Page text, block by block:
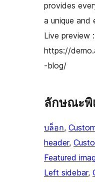
provides
a unique and
Live preview :
https://
-blog/
ลักษณะพิ
บล็อก,
header,
Featured
Left sidebar,